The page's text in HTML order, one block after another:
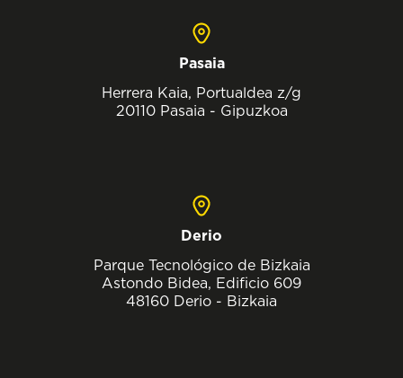
Pasaia
Herrera Kaia, Portualdea z/g
20110 Pasaia - Gipuzkoa
Derio
Parque Tecnológico de Bizkaia
Astondo Bidea, Edificio 609
48160 Derio - Bizkaia